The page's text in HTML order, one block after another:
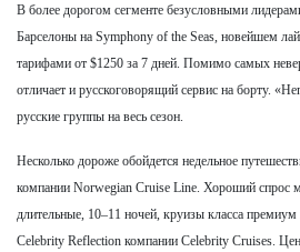
В более дорогом сегменте безусловными
Барселоны на Symphony of the Seas, новейшем
тарифами от $1250 за 7 дней. Помимо самых
отличает и русскоговорящий сервис на борту.
русские группы на весь сезон.
Несколько дороже обойдется недельное
компании Norwegian Cruise Line. Хороший спрос
длительные, 10–11 ночей, круизы класса
Celebrity Reflection компании Celebrity Cruises.